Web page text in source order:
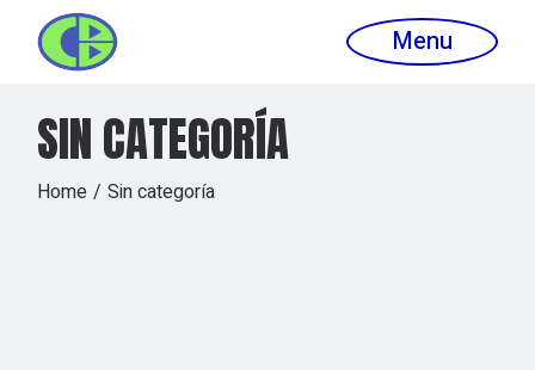
content
Menu
SIN CATEGORÍA
Home Sin categoría